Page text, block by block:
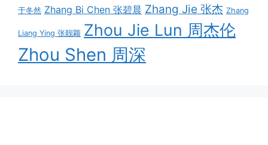
于冬然 Zhang Bi Chen 张碧晨 Zhang Jie 张杰 Zhang
Liang Ying 张靓颖 Zhou Jie Lun 周杰伦
Zhou Shen 周深